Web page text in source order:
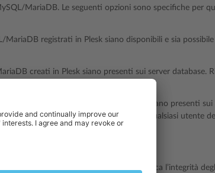
MariaDB. Le seguenti opzioni sono specifiche per
MariaDB registrati in Plesk siano disponibili e sia possibile
creati in Plesk siano presenti sui server database.
MySQL/MariaDB creati in Plesk siano presenti sui
corregge in caso di discrepanze. Ricrea qualsiasi utente
di database MySQL/MariaDB e verifica l’integrità